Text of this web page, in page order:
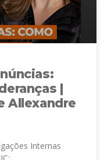
|
Allexandre
Internas